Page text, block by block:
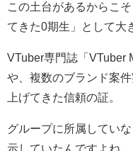
この土台があるからこ
てきた0期生」として大
VTuber専門誌「VTuber
や、複数のブランド案
上げてきた信頼の証。
グループに所属してい
示していたんですよね。